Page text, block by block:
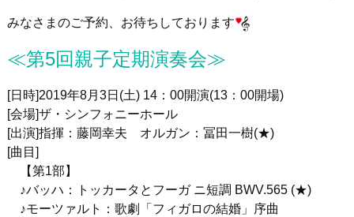
みなさまのご予約、お待ちしております
≪第5回親子定期演奏会≫
[日時]2019年8月3日 (土) 14： 00開演(13： 00開場)
[会場]ザ・シンフォニーホール
[出演]指揮：藤岡幸夫 オルガン：冨田一樹(★)
[曲目 ]
【第1部】
♪バッハ：トッカータとフーガ ニ短調 BWV.565 (★)
♪モーツァルト：歌劇「フィガロの結婚」序曲